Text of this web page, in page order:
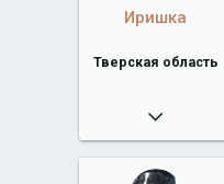
Иришка
Тверская область
04.12.2007
12 147